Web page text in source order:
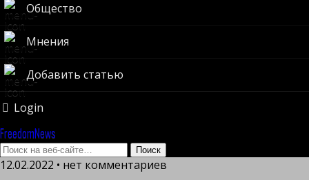
Общество
Мнения
Добавить статью
Login
FreedomNews
12.02.2022 • нет комментариев